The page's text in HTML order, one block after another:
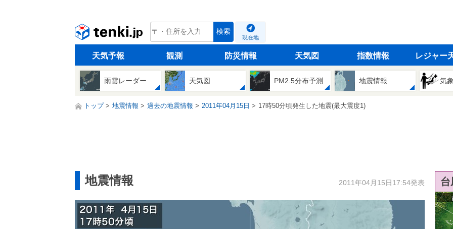
tenki.jp 検索
現在地
天気予報 観測 防災情報 天気図 指数情報 レジャー
雨雲レーダー 天気図 PM2.5分布予測 地震情報 気
トップ 地震情報 過去の地震情報 2011年04月15日 17時50分頃発生した地震(最大震度1)
地震情報 2011年04月15日17:54発表